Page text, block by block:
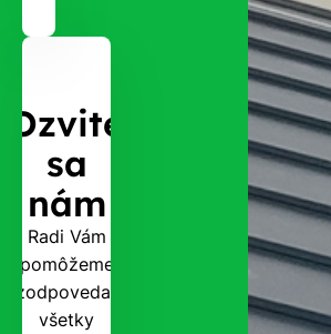
Ozvite
sa
nám
Radi Vám
pomôžeme
zodpovedať
všetky